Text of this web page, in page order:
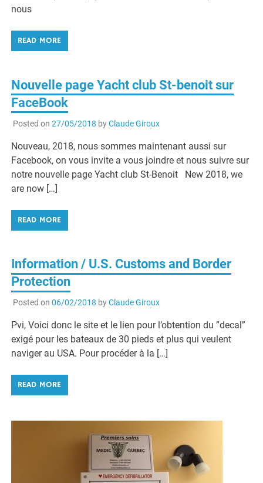
nous
READ MORE
Nouvelle page Yacht club St-benoit sur
FaceBook
Posted on 27/05/2018 byClaude Giroux
Nouveau, 2018, nous sommes maintenant aussi sur
Facebook, on vous invite a vous joindre et nous suivre sur
notre nouvelle page Yacht club St-Benoit New 2018, we
are now […]
READ MORE
Information / U.S. Customs and Border
Protection
Posted on 06/02/2018 byClaude Giroux
Pvi, Voici donc le site et le lien pour l’obtention du ”decal”
exigé pour les bateaux de 30 pieds et plus qui veulent
naviger au USA. Pour procéder à la […]
READ MORE